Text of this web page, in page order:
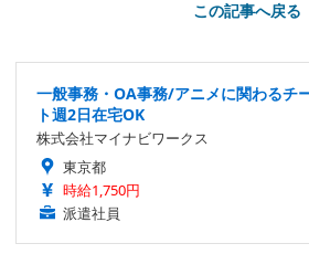
この記事へ戻る
一般事務・OA事務/アニメに関わるチ
ト週2日在宅OK
株式会社マイナビワークス
東京都
時給1,750円
派遣社員